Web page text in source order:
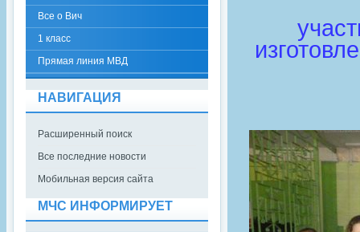
Все о Вич
1 класс
Прямая линия МВД
НАВИГАЦИЯ
Расширенный поиск
Все последние новости
Мобильная версия сайта
МЧС ИНФОРМИРУЕТ